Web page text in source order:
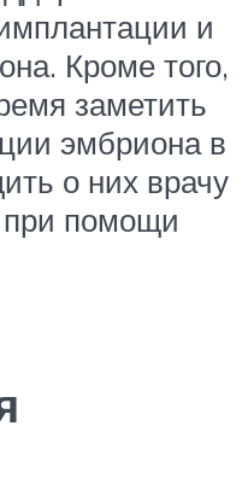
и
Кроме того,
заметить
эмбриона в
о них врачу
при помощи